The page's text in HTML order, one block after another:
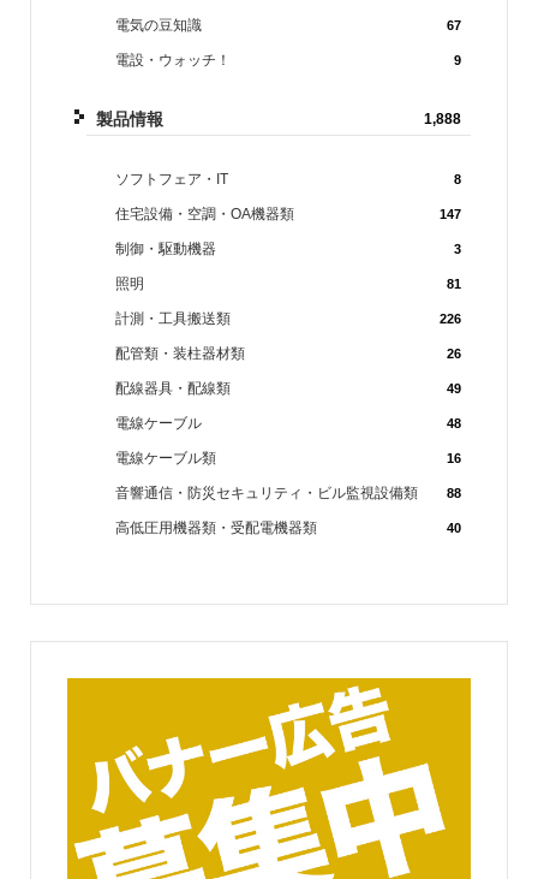
電気の豆知識 67
電設・ウォッチ！ 9
製品情報 1,888
ソフトフェア・IT 8
住宅設備・空調・OA機器類 147
制御・駆動機器 3
照明 81
計測・工具搬送類 226
配管類・装柱器材類 26
配線器具・配線類 49
電線ケーブル 48
電線ケーブル類 16
音響通信・防災セキュリティ・ビル監視設備類 88
高低圧用機器類・受配電機器類 40